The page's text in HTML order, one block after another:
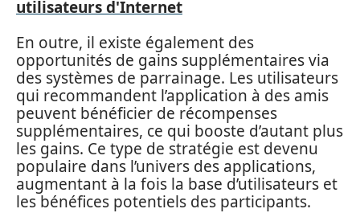
utilisateurs d'Internet
En outre, il existe également des
opportunités de gains supplémentaires via
des systèmes de parrainage. Les utilisateurs
qui recommandent l’application à des amis
peuvent bénéficier de récompenses
supplémentaires, ce qui booste d’autant plus
les gains. Ce type de stratégie est devenu
populaire dans l’univers des applications,
augmentant à la fois la base d’utilisateurs et
les bénéfices potentiels des participants.